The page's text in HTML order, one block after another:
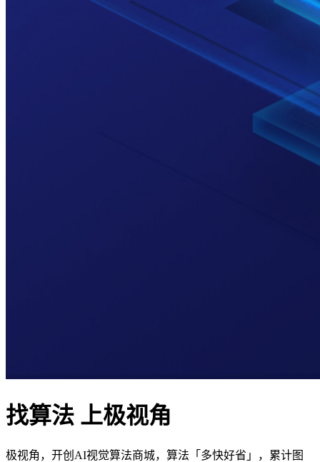
找算法 上极视角
极视角，开创AI视觉算法商城，算法「多快好省」，累计图